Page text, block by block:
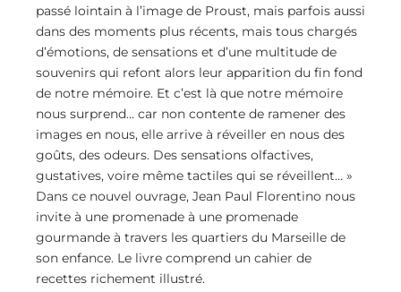
passé lointain à l’image de Proust, mais parfois aussi
dans des moments plus récents, mais tous chargés
d’émotions, de sensations et d’une multitude de
souvenirs qui refont alors leur apparition du fin fond
de notre mémoire. Et c’est là que notre mémoire
nous surprend… car non contente de ramener des
images en nous, elle arrive à réveiller en nous des
goûts, des odeurs. Des sensations olfactives,
gustatives, voire même tactiles qui se réveillent… »
Dans ce nouvel ouvrage, Jean Paul Florentino nous
invite à une promenade à une promenade
gourmande à travers les quartiers du Marseille de
son enfance. Le livre comprend un cahier de
recettes richement illustré.